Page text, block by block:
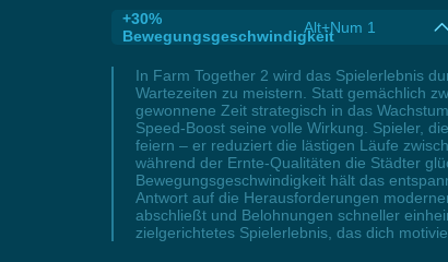
+30%
BewegungsgeschwindigkeitAlt+Num 1
In Farm Together 2 wird das Spielerlebnis
Wartezeiten zu meistern. Statt gemächlich
gewonnene Zeit strategisch in das
Speed-Boost seine volle Wirkung. Spieler,
feiern – er reduziert die lästigen Läufe
während der Ernte-Qualitäten die Städter
Bewegungsgeschwindigkeit hält das
Antwort auf die Herausforderungen
abschließt und Belohnungen schneller
zielgerichtetes Spielerlebnis, das dich